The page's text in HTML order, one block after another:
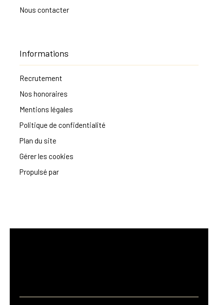
Nous contacter
Informations
Recrutement
Nos honoraires
Mentions légales
Politique de confidentialité
Plan du site
Gérer les cookies
Propulsé par